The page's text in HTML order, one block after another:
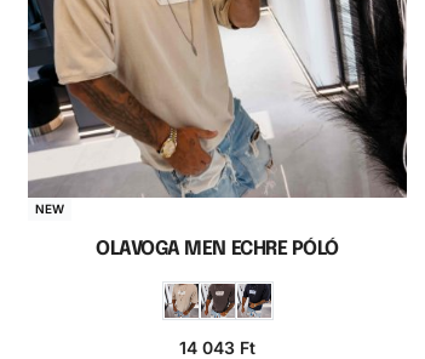
NEW
OLAVOGA MEN ECHRE PÓLÓ
14 043 Ft